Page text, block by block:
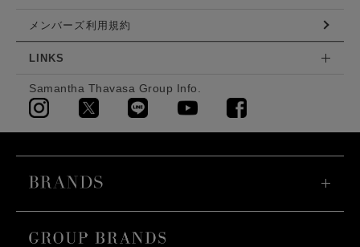
メンバーズ利用規約
LINKS
Samantha Thavasa Group Info.